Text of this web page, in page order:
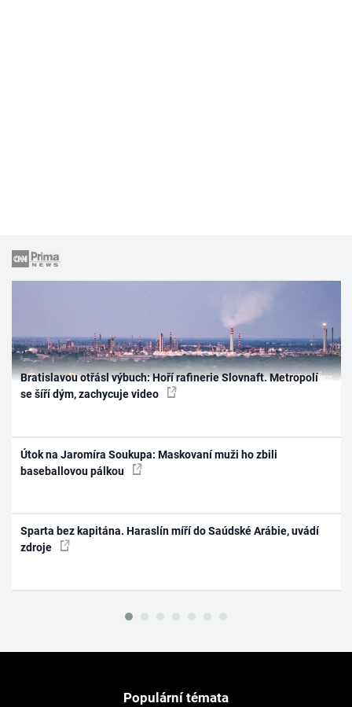
Bratislavou otřásl výbuch: Hoří rafinerie Slovnaft. Metropolí
se šíří dým, zachycuje video
Útok na Jaromíra Soukupa: Maskovaní muži ho zbili
baseballovou pálkou
Sparta bez kapitána. Haraslín míří do Saúdské Arábie, uvádí
zdroje
Populární témata